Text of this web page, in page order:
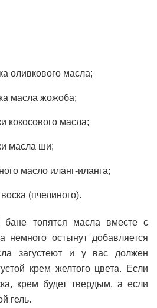
оливкового масла;
масла жожоба;
кокосового масла;
масла ши;
масло иланг-иланга;
(пчелиного).
топятся масла вместе с
немного остынут добавляется
загустеют и у вас должен
крем желтого цвета. Если
крем будет твердым, а если
гель.